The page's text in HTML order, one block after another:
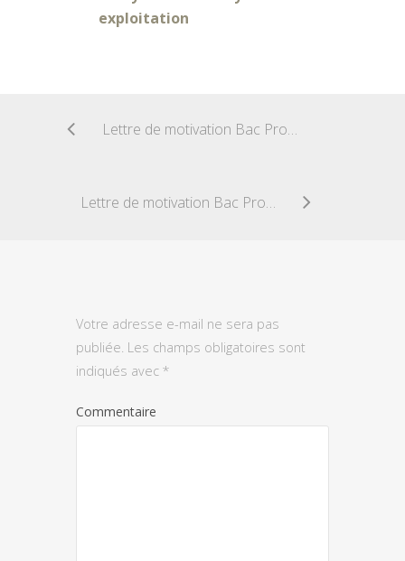
exploitation
Lettre de motivation Bac Pro Conduite et gestion de l?élevage canin et félin
Lettre de motivation Bac Pro Photographie
Votre adresse e-mail ne sera pas
publiée. Les champs obligatoires sont
indiqués avec *
Commentaire